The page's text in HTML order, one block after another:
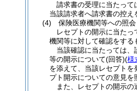
請求書の受理に当たって
当該請求者へ請求書の控え
(4)
保険医療機関等への照会
レセプトの開示に当た
機関等に対して確認をする
当該確認に当たっては
等の開示について(回答)(様
を添えて、当該レセプト
プト開示についての意見を
また、レセプトの開示